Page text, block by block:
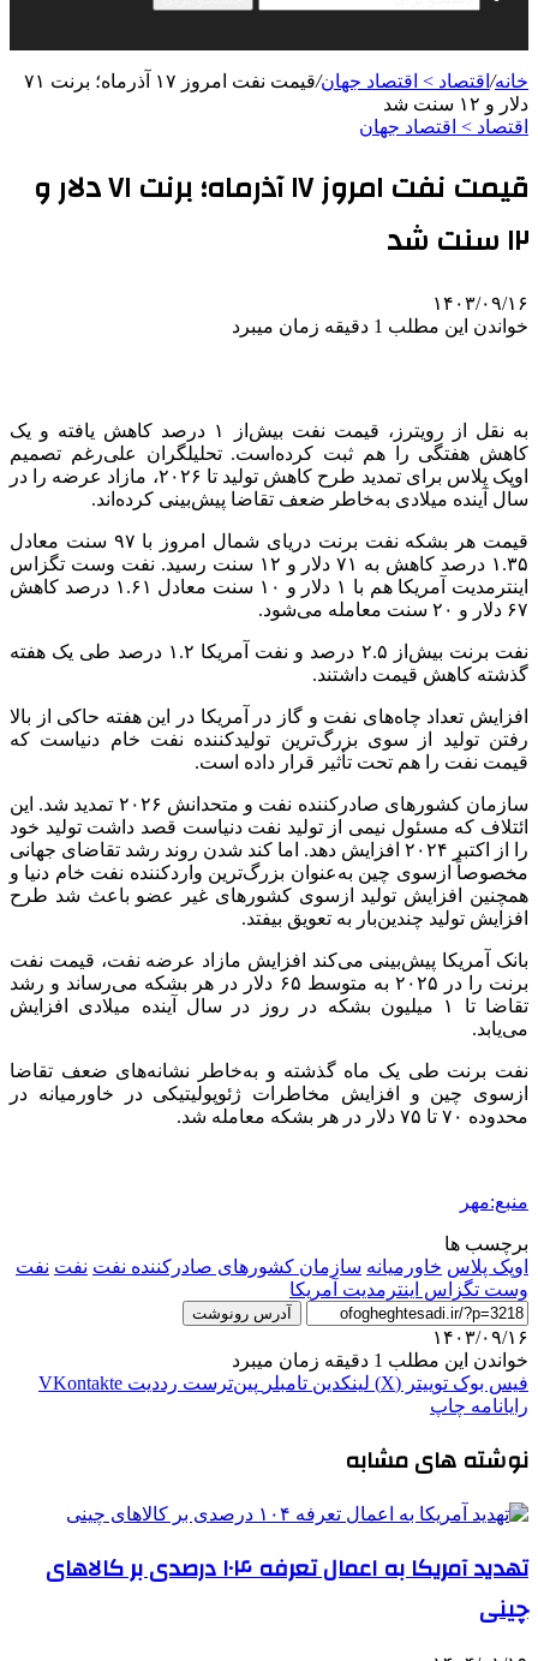
خانه/ اقتصاد > اقتصاد جهان/
قیمت نفت امروز ۱۷ آذرماه؛ برنت ۷۱
دلار و ۱۲ سنت شد
اقتصاد > اقتصاد جهان
قیمت نفت امروز ۱۷ آذرماه؛ برنت ۷۱ دلار و
۱۲ سنت شد
۱۴۰۳/۰۹/۱۶
خواندن این مطلب 1 دقیقه زمان میبرد
به نقل از رویترز، قیمت نفت بیش‌از ۱ درصد کاهش یافته و یک
کاهش هفتگی را هم ثبت کرده‌است. تحلیلگران علی‌رغم تصمیم
اوپک پلاس برای تمدید طرح کاهش تولید تا ۲۰۲۶، مازاد عرضه را در
سال آینده میلادی به‌خاطر ضعف تقاضا پیش‌بینی کرده‌اند.
قیمت هر بشکه نفت برنت
دریای شمال امروز با ۹۷ سنت معادل
۱.۳۵ درصد کاهش به ۷۱ دلار و ۱۲ سنت رسید. نفت
وست تگزاس
اینترمدیت
آمریکا هم با ۱ دلار و ۱۰ سنت معادل ۱.۶۱ درصد کاهش
۶۷ دلار و ۲۰ سنت معامله می‌شود.
نفت برنت
بیش‌از ۲.۵ درصد و نفت آمریکا ۱.۲ درصد طی یک هفته
گذشته کاهش قیمت داشتند.
افزایش تعداد چاه‌های نفت و گاز در آمریکا در این هفته حاکی از بالا
رفتن تولید از سوی بزرگ‌ترین تولیدکننده نفت خام دنیاست که
قیمت نفت را هم تحت تأثیر قرار داده است.
سازمان کشورهای صادرکننده نفت و متحدانش ۲۰۲۶ تمدید شد. این
ائتلاف که مسئول نیمی از تولید نفت دنیاست قصد داشت تولید خود
را از اکتبر ۲۰۲۴ افزایش دهد. اما کند شدن روند رشد تقاضای جهانی
مخصوصاً ازسوی چین به‌عنوان بزرگ‌ترین واردکننده نفت خام دنیا و
همچنین افزایش تولید
ازسوی کشورهای غیر عضو باعث شد طرح
افزایش تولید چندین‌بار به تعویق بیفتد.
بانک آمریکا پیش‌بینی می‌کند افزایش مازاد عرضه نفت، قیمت نفت
برنت
را در ۲۰۲۵ به متوسط ۶۵ دلار در هر بشکه می‌رساند و رشد
تقاضا تا ۱ میلیون بشکه در روز در سال آینده میلادی افزایش
می‌یابد.
نفت برنت طی یک ماه گذشته و به‌خاطر نشانه‌های ضعف تقاضا
ازسوی چین و افزایش مخاطرات ژئوپولیتیکی در خاورمیانه در
محدوده ۷۰ تا ۷۵ دلار در هر بشکه معامله شد.
منبع:مهر
برچسب ها
اوپک پلاس خاورمیانه سازمان کشورهای صادرکننده نفت نفت نفت
وست تگزاس اینترمدیت آمریکا
آدرس رونوشت
۱۴۰۳/۰۹/۱۶
خواندن این مطلب 1 دقیقه زمان میبرد
فیس بوک توییتر (X) لینکدین ‫تامبلر ‫پین‌ترست ‫رددیت ‫VKontakte
رایانامه چاپ
نوشته های مشابه
تهدید آمریکا به اعمال تعرفه ۱۰۴ درصدی بر کالاهای
چینی